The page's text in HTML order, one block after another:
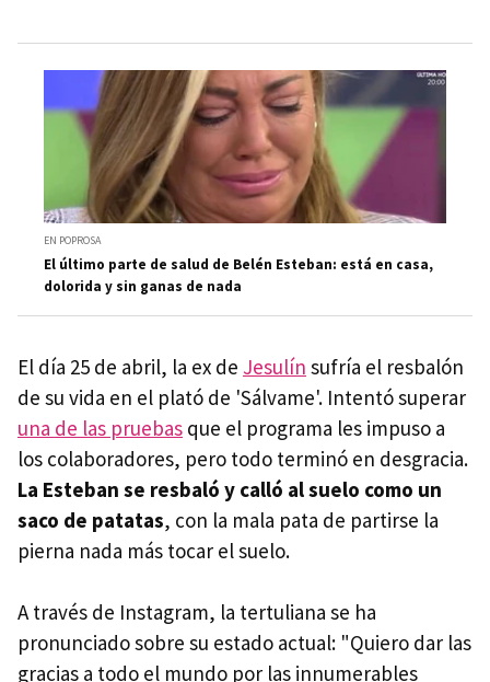
EN POPROSA
El último parte de salud de Belén Esteban: está en casa,
dolorida y sin ganas de nada
El día 25 de abril, la ex de Jesulín sufría el resbalón
de su vida en el plató de 'Sálvame'. Intentó superar
una de las pruebas que el programa les impuso a
los colaboradores, pero todo terminó en desgracia.
La Esteban se resbaló y calló al suelo como un
saco de patatas, con la mala pata de partirse la
pierna nada más tocar el suelo.
A través de Instagram, la tertuliana se ha
pronunciado sobre su estado actual: "Quiero dar las
gracias a todo el mundo por las innumerables